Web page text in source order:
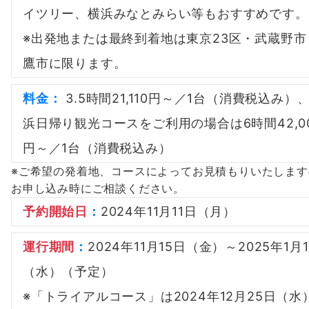
イツリー、横浜みなとみらい等もおすすめです。
※出発地または最終到着地は東京23区・武蔵野
鷹市に限ります。
料金：
3.5時間21,110円～／1台（消費税込み）
浜日帰り観光コースをご利用の場合は6時間
円～／1台（消費税込み）
※ご希望の発着地、コースによってお見積もりいたしま
お申し込み時にご相談ください。
予約開始日 ： 2024年11月11日（月）
運行期間 ： 2024年11月15日（金）～2025年1月
（水）（予定）
※「トライアルコース」は2024年12月25日（水